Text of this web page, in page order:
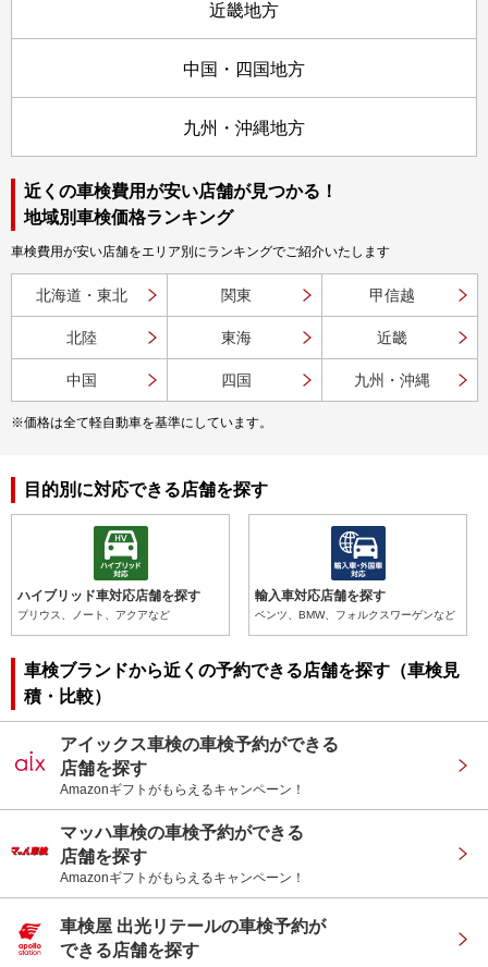
近畿地方
中国・四国地方
九州・沖縄地方
近くの車検費用が安い店舗が見つかる！
地域別車検価格ランキング
車検費用が安い店舗をエリア別にランキングでご紹介いたします
北海道・東北 関東 甲信越
北陸 東海 近畿
中国 四国 九州・沖縄
※価格は全て軽自動車を基準にしています。
目的別に対応できる店舗を探す
ハイブリッド車対応店舗を探す
プリウス、ノート、アクアなど
輸入車対応店舗を探す
ベンツ、BMW、フォルクスワーゲンなど
車検ブランドから近くの予約できる店舗を探す（車検見
積・比較）
アイックス車検の車検予約ができる
店舗を探す
Amazonギフトがもらえるキャンペーン！
マッハ車検の車検予約ができる
店舗を探す
Amazonギフトがもらえるキャンペーン！
車検屋 出光リテールの車検予約が
できる店舗を探す